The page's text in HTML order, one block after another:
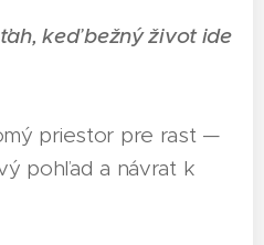
keď bežný život ide
priestor pre rast —
pohľad a návrat k